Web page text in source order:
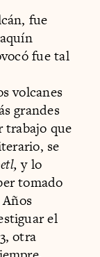
fue
fue tal
volcanes
grandes
trabajo que
se
y lo
tomado
el
otra